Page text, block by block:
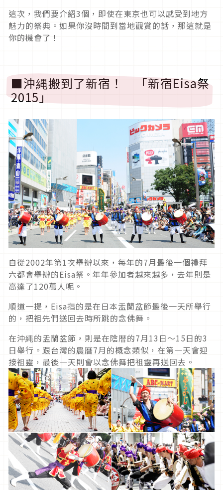
這次，我們要介紹3個，即使在東京也可以感受到地方
魅力的祭典。如果你沒時間到當地觀賞的話，那這就是
你的機會了！
■沖縄搬到了新宿！ 「新宿Eisa祭
2015」
自從2002年第1次舉辦以來，每年的7月最後一個禮拜
六都會舉辦的Eisa祭。年年參加者越來越多，去年則是
高達了120萬人呢。
順道一提，Eisa指的是在日本盂蘭盆節最後一天所舉行
的，把祖先們送回去時所跳的念佛舞。
在沖縄的盂蘭盆節，則是在陰暦的7月13日～15日的3
日舉行。跟台灣的農曆7月的概念類似，在第一天會迎
接祖靈，最後一天則會以念佛舞把祖靈再送回去。